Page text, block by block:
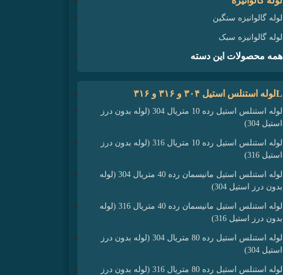
لوله گالوانیزه سنگین
لوله گالوانیزه سبک
همه محصولات این دسته
لوله استنلس استیل ۳۰۴ و ۳۱۶ و ۳۱۶L
لوله استنلس استیل رده 10 متریال 304 (لوله بدون درز
استیل 304)
لوله استنلس استیل رده 10 متریال 316 (لوله بدون درز
استیل 316)
لوله استنلس استیل مانیسمان رده 40 متریال 304 (لوله
بدون درز استیل 304)
لوله استنلس استیل مانیسمان رده 40 متریال 316 (لوله
بدون درز استیل 316)
لوله استنلس استیل رده 80 متریال 304 (لوله بدون درز
استیل 304)
لوله استنلس استیل رده 80 متریال 316 (لوله بدون درز